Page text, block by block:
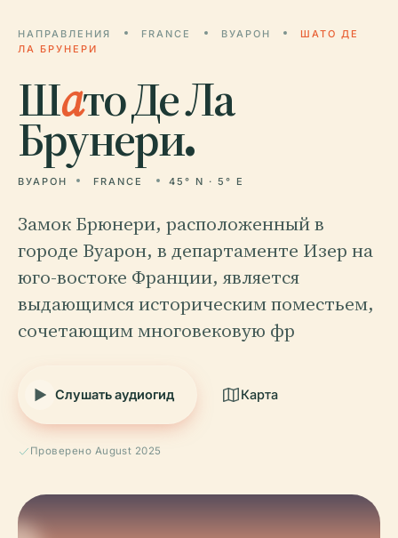
НАПРАВЛЕНИЯ FRANCE ВУАРОН
ШАТО ДЕ
ЛА БРУНЕРИ
Шато Де Ла
Брунери.
ВУАРОН FRANCE 45° N · 5° E
Замок Брюнери, расположенный в
городе Вуарон, в департаменте Изер на
юго-востоке Франции, является
выдающимся историческим поместьем,
сочетающим многовековую фр
Слушать аудиогид Карта
Проверено August 2025